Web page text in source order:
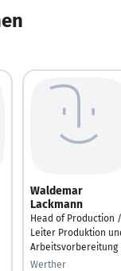
Waldemar
Lackmann
Head of Production /
Leiter Produktion
Arbeitsvorbereitung
Werther